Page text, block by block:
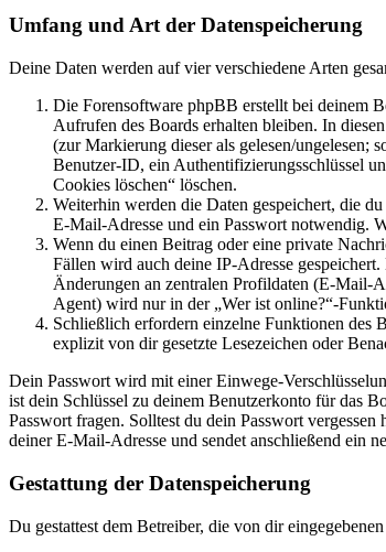
Umfang und Art der Datenspeicherung
Deine Daten werden auf vier verschiedene Arten
Die Forensoftware phpBB erstellt bei deinem
Aufrufen des Boards erhalten bleiben. In
(zur Markierung dieser als gelesen/ungelesen;
Benutzer-ID, ein Authentifizierungsschlüssel
Cookies löschen“ löschen.
Weiterhin werden die Daten gespeichert, die
E-Mail-Adresse und ein Passwort notwendig.
Wenn du einen Beitrag oder eine private
Fällen wird auch deine IP-Adresse
Änderungen an zentralen Profildaten (E-Mail-
Agent) wird nur in der „Wer ist online?“-
Schließlich erfordern einzelne Funktionen des
explizit von dir gesetzte Lesezeichen oder
Dein Passwort wird mit einer Einwege-
ist dein Schlüssel zu deinem Benutzerkonto für das
Passwort fragen. Solltest du dein Passwort
deiner E-Mail-Adresse und sendet anschließend ein
Gestattung der Datenspeicherung
Du gestattest dem Betreiber, die von dir